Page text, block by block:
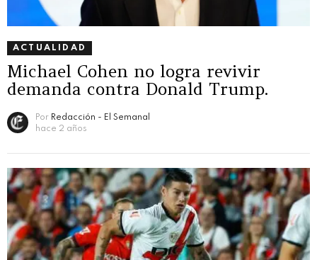
ACTUALIDAD
Michael Cohen no logra revivir
demanda contra Donald Trump.
Por Redacción - El Semanal
hace 2 años